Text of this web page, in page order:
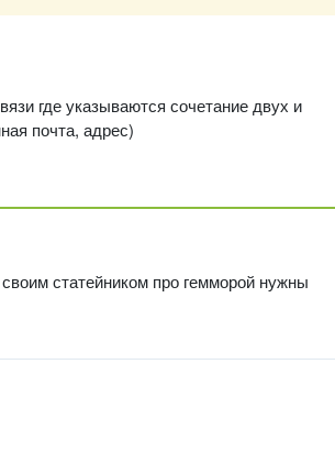
где указываются сочетание двух и
почта, адрес)
статейником про гемморой нужны